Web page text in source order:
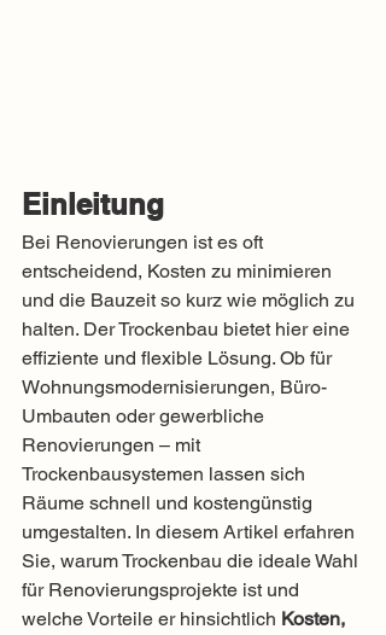
Einleitung
Bei Renovierungen ist es oft
entscheidend, Kosten zu minimieren
und die Bauzeit so kurz wie möglich zu
halten. Der Trockenbau bietet hier eine
effiziente und flexible Lösung. Ob für
Wohnungsmodernisierungen, Büro-
Umbauten oder gewerbliche
Renovierungen – mit
Trockenbausystemen lassen sich
Räume schnell und kostengünstig
umgestalten. In diesem Artikel erfahren
Sie, warum Trockenbau die ideale Wahl
für Renovierungsprojekte ist und
welche Vorteile er hinsichtlich Kosten,